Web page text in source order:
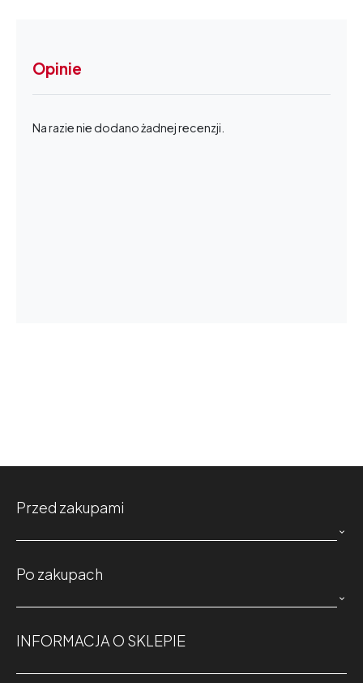
Opinie
Na razie nie dodano żadnej recenzji.
Przed zakupami

Po zakupach

INFORMACJA O SKLEPIE